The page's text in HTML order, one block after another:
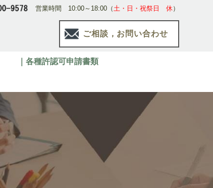
｜各種許認可申請書類
営業時間 10:00～18:00（土・日・祝祭日 休）
ご相談，お問い合わせ